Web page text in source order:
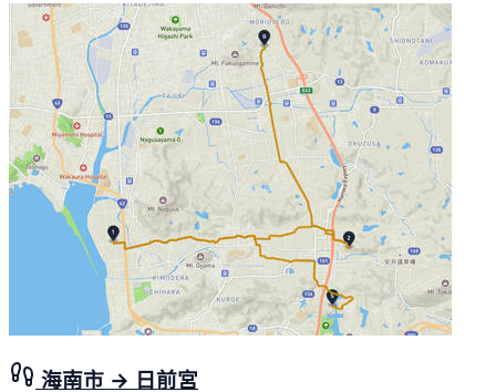
海南市 → 日前宮